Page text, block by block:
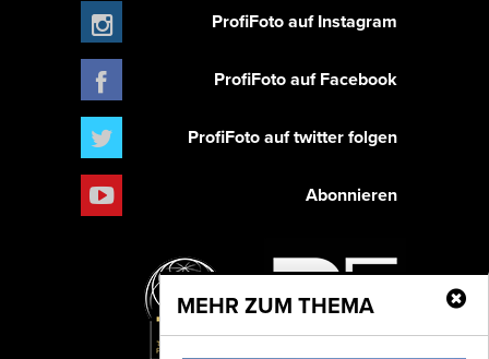
MEHR ZUM THEMA
ProfiFoto auf Instagram
ProfiFoto auf Facebook
ProfiFoto auf twitter folgen
Abonnieren